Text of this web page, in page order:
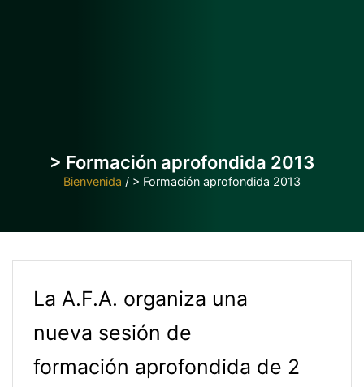
> Formación aprofondida 2013
Bienvenida / > Formación aprofondida 2013
La A.F.A. organiza una
nueva sesión de
formación aprofondida de 2